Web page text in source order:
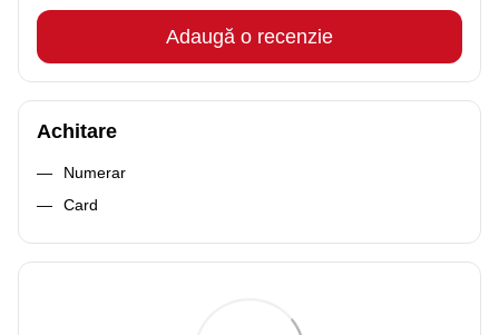
Adaugă o recenzie
Achitare
Numerar
Card